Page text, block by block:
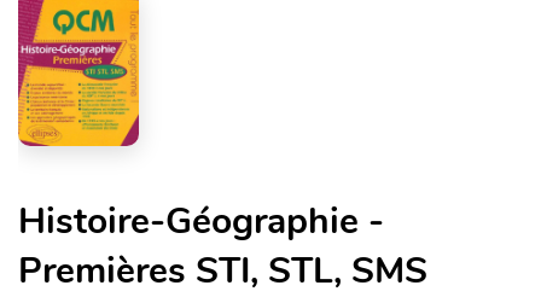
Histoire-Géographie -
Premières STI, STL, SMS